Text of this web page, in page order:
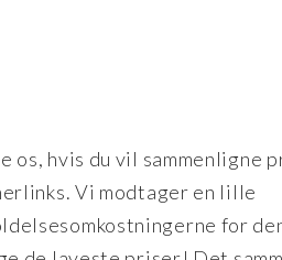
hvis du vil sammenligne
Vi modtager en lille
for